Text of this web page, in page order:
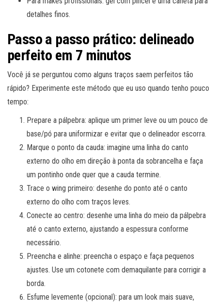
detalhes finos.
Passo a passo prático: delineado
perfeito em 7 minutos
Você já se perguntou como alguns traços saem perfeitos tão
rápido? Experimente este método que eu uso quando tenho pouco
tempo:
Prepare a pálpebra: aplique um primer leve ou um pouco de
base/pó para uniformizar e evitar que o delineador escorra.
Marque o ponto da cauda: imagine uma linha do canto
externo do olho em direção à ponta da sobrancelha e faça
um pontinho onde quer que a cauda termine.
Trace o wing primeiro: desenhe do ponto até o canto
externo do olho com traços leves.
Conecte ao centro: desenhe uma linha do meio da pálpebra
até o canto externo, ajustando a espessura conforme
necessário.
Preencha e alinhe: preencha o espaço e faça pequenos
ajustes. Use um cotonete com demaquilante para corrigir a
borda.
Esfume levemente (opcional): para um look mais suave,